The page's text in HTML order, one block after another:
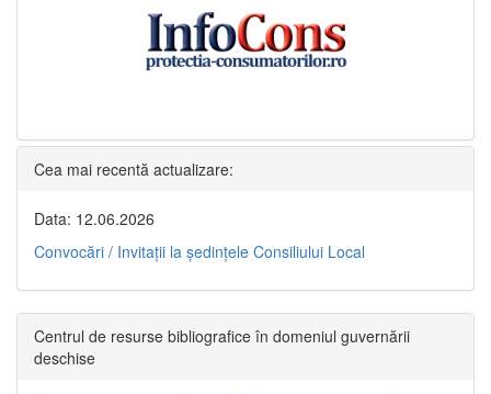
Cea mai recentă actualizare:
Data: 12.06.2026
Convocări / Invitaţii la şedinţele Consiliului Local
Centrul de resurse bibliografice în domeniul guvernării
deschise